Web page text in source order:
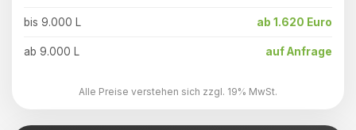
bis 9.000 L ab 1.620 Euro
ab 9.000 L auf Anfrage
Alle Preise verstehen sich zzgl. 19% MwSt.